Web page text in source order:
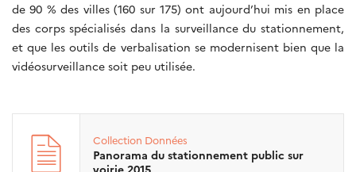
de 90 % des villes (160 sur 175) ont aujourd’hui mis en place
des corps spécialisés dans la surveillance du stationnement,
et que les outils de verbalisation se modernisent bien que la
vidéosurveillance soit peu utilisée.
Collection Données
Panorama du stationnement public sur
voirie 2015